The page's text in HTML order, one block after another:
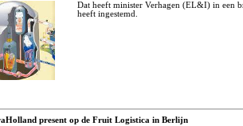
Dat heeft minister Verhagen (EL&I) in een
heeft ingestemd.
present op de Fruit Logistica in Berlijn